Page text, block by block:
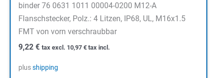
binder 76 0631 1011 00004-0200 M12-A
Flanschstecker, Polz.: 4 Litzen, IP68, UL, M16x1.5
FMT von vorn verschraubbar
9,22 € tax excl. 10,97 € tax incl.
plusshipping